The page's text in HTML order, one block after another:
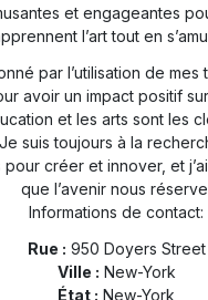
et engageantes
l’art tout en
par l’utilisation de mes
avoir un impact positif
et les arts sont les
suis toujours à la
créer et innover, et
que l’avenir nous
Informations de contact:
Rue : 950 Doyers Street
Ville : New-York
État : New-York